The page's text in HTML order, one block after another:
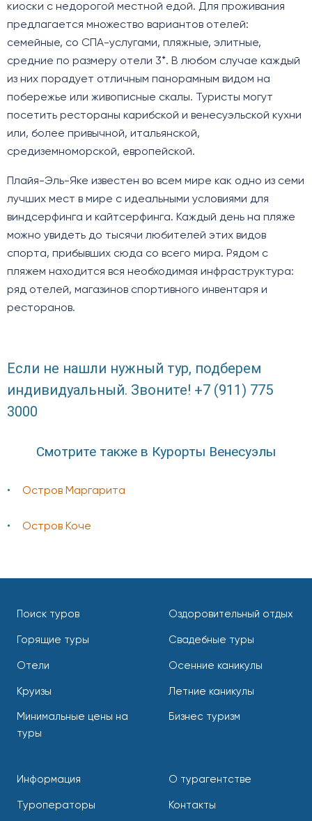
киоски с недорогой местной едой. Для проживания
предлагается множество вариантов отелей:
семейные, со СПА-услугами, пляжные, элитные,
средние по размеру отели 3*. В любом случае каждый
из них порадует отличным панорамным видом на
побережье или живописные скалы. Туристы могут
посетить рестораны карибской и венесуэльской кухни
или, более привычной, итальянской,
средиземноморской, европейской.
Плайя-Эль-Яке известен во всем мире как одно из семи
лучших мест в мире с идеальными условиями для
виндсерфинга и кайтсерфинга. Каждый день на пляже
можно увидеть до тысячи любителей этих видов
спорта, прибывших сюда со всего мира. Рядом с
пляжем находится вся необходимая инфраструктура:
ряд отелей, магазинов спортивного инвентаря и
ресторанов.
Если не нашли нужный тур, подберем
индивидуальный. Звоните! +7 (911) 775
3000
Смотрите также в Курорты Венесуэлы
Остров Маргарита
Остров Коче
Поиск туров
Горящие туры
Отели
Круизы
Минимальные цены на
туры
Оздоровительный отдых
Свадебные туры
Осенние каникулы
Летние каникулы
Бизнес туризм
Информация
Туроператоры
О турагентстве
Контакты